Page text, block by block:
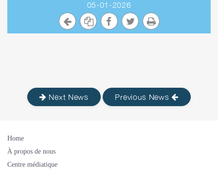
05-01-2026
Next News Previous News
Home
À propos de nous
Centre médiatique